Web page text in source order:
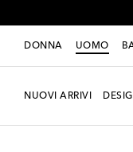
DONNA UOMO
NUOVI ARRIVI